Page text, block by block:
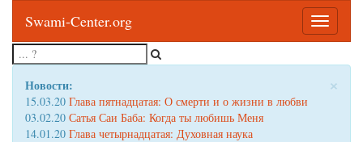
Toggle
Swami-Center.org
×
Новости:
15.03.20 Глава пятнадцатая: О смерти и о жизни в любви
03.02.20 Сатья Саи Баба: Когда ты любишь Меня
14.01.20 Глава четырнадцатая: Духовная наука